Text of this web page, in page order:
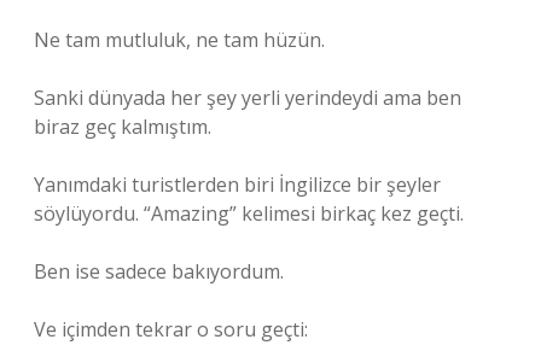
Ne tam mutluluk, ne tam hüzün.
Sanki dünyada her şey yerli yerindeydi ama ben
biraz geç kalmıştım.
Yanımdaki turistlerden biri İngilizce bir şeyler
söylüyordu. “Amazing” kelimesi birkaç kez geçti.
Ben ise sadece bakıyordum.
Ve içimden tekrar o soru geçti: